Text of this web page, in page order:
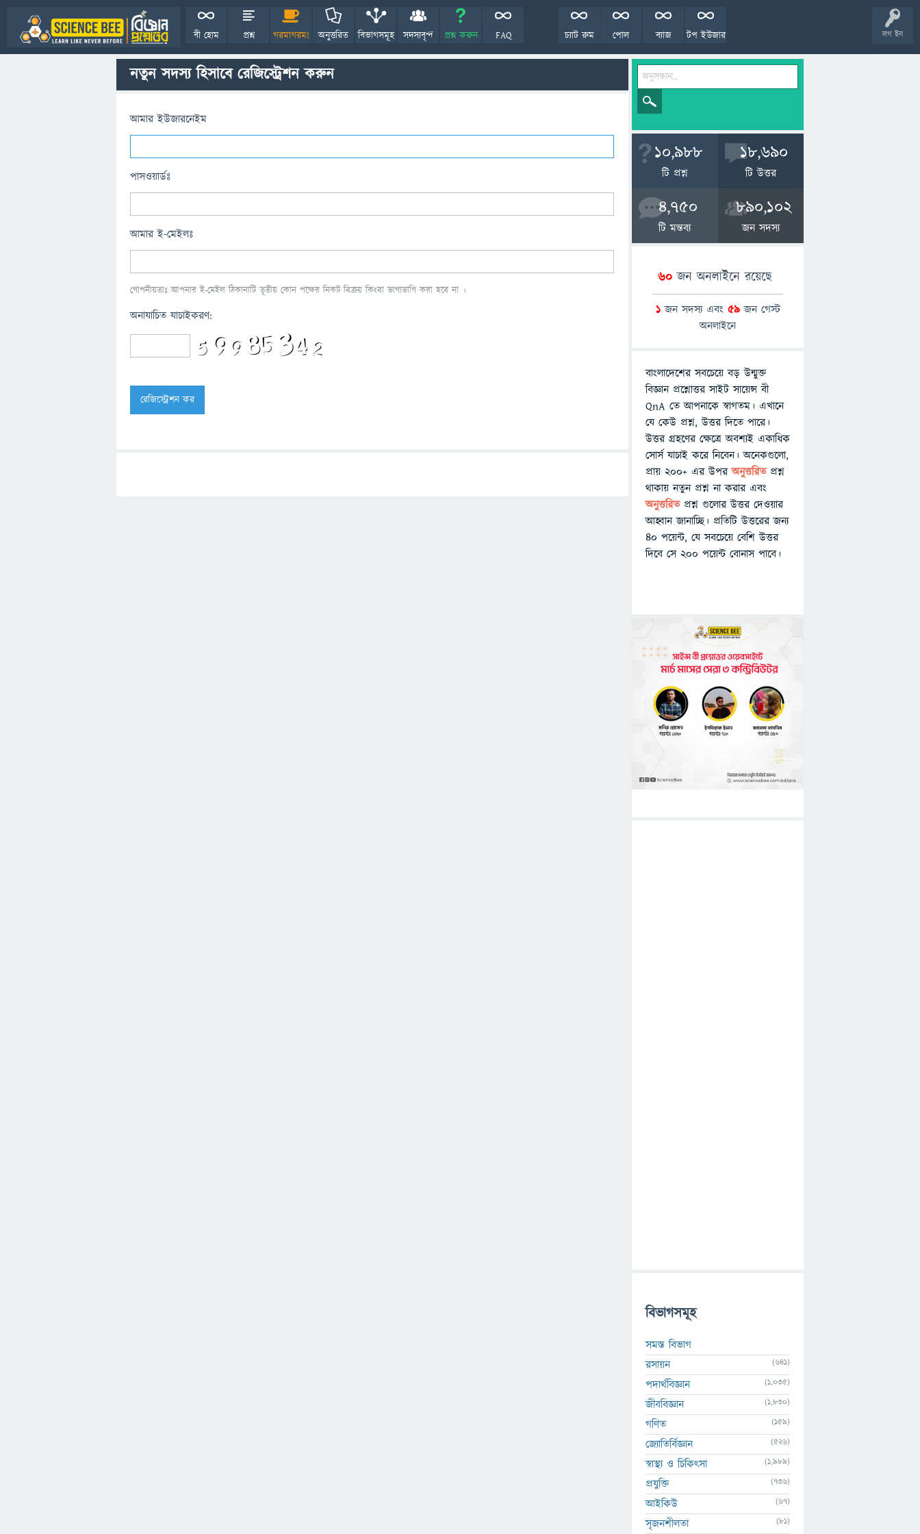
লগ ইন
বী হোম প্রশ্ন গরমাগরম! অনুত্তরিত বিভাগসমূহ সদস্যবৃন্দ প্রশ্ন করুন FAQ টপ ইউজার
ব্যাজ
পোল
চ্যাট রুম
নতুন সদস্য হিসাবে রেজিস্ট্রেশন করুন
আমার ইউজারনেইম
পাসওয়ার্ডঃ
আমার ই-মেইলঃ
গোপনীয়তাঃ আপনার ই-মেইল ঠিকানাটি তৃতীয় কোন পক্ষের নিকট বিক্রয় কিংবা ভাগাভাগি করা হবে না ।
অনাযাচিত যাচাইকরণ:
10,988
টি প্রশ্ন
18,690
টি উত্তর
4,750
টি মন্তব্য
890,102
জন সদস্য
60 জন অনলাইনে রয়েছে
1জন সদস্য এবং 59জন গেস্ট
অনলাইনে
বাংলাদেশের সবচেয়ে বড় উন্মুক্ত
বিজ্ঞান প্রশ্নোত্তর সাইট সায়েন্স বী
QnA তে আপনাকে স্বাগতম। এখানে
যে কেউ প্রশ্ন, উত্তর দিতে পারে।
উত্তর গ্রহণের ক্ষেত্রে অবশ্যই একাধিক
সোর্স যাচাই করে নিবেন। অনেকগুলো,
প্রায় ২০০+ এর উপরঅনুত্তরিতপ্রশ্ন
থাকায় নতুন প্রশ্ন না করার এবং
অনুত্তরিত প্রশ্ন গুলোর উত্তর দেওয়ার
আহ্বান জানাচ্ছি। প্রতিটি উত্তরের জন্য
৪০ পয়েন্ট, যে সবচেয়ে বেশি উত্তর
দিবে সে ২০০ পয়েন্ট বোনাস পাবে।
বিভাগসমূহ
সমস্ত বিভাগ
রসায়ন
(641)
পদার্থবিজ্ঞান (1,035)
জীববিজ্ঞান (1,830)
গণিত (159)
জ্যোতির্বিজ্ঞান (526)
স্বাস্থ্য ও চিকিৎসা (1,989)
প্রযুক্তি (736)
আইকিউ (67)
সৃজনশীলতা (81)